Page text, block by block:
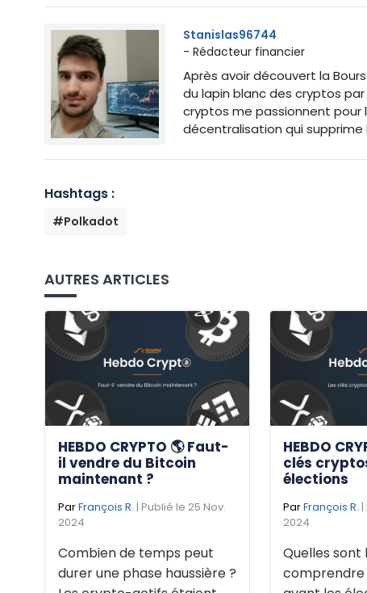
Stanislas96744
- Rédacteur financier
Après avoir découvert la
du lapin blanc des cryptos
cryptos me passionnent pour
décentralisation qui
Hashtags :
#Polkadot
AUTRES ARTICLES
HEBDO CRYPTO 🌎 Faut-
il vendre du Bitcoin
maintenant ?
ParFrançois R. | Publié le 25 Nov.
2024
Combien de temps peut
durer une phase haussière ?
HEBDO
clés
élections
ParFrançois R.
2024
Quelles sont